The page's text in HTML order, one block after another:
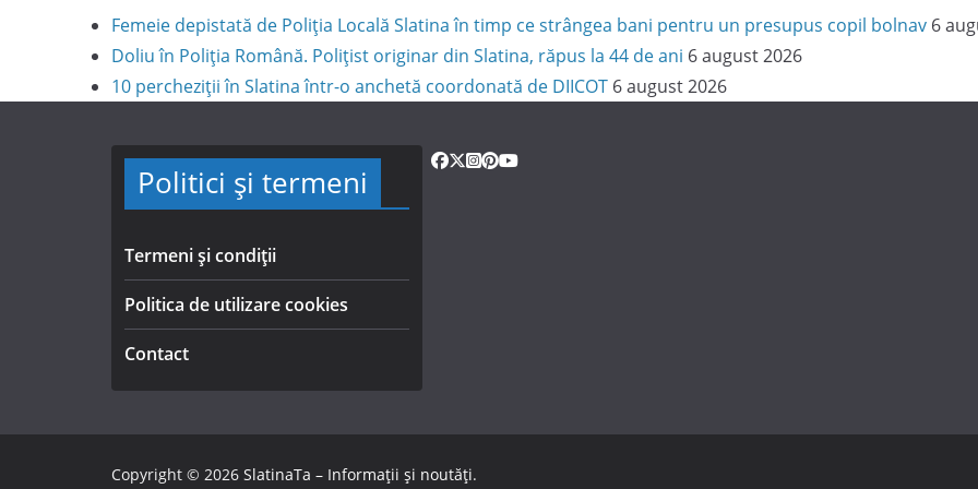
Femeie depistată de Poliția Locală Slatina în timp ce strângea bani pentru un presupus copil bolnav 6
Doliu în Poliția Română. Polițist originar din Slatina, răpus la 44 de ani 6 august 2026
10 percheziții în Slatina într-o anchetă coordonată de DIICOT 6 august 2026
Politici și termeni
Termeni și condiții
Politica de utilizare cookies
Contact
Copyright © 2026 SlatinaTa – Informații și noutăți.